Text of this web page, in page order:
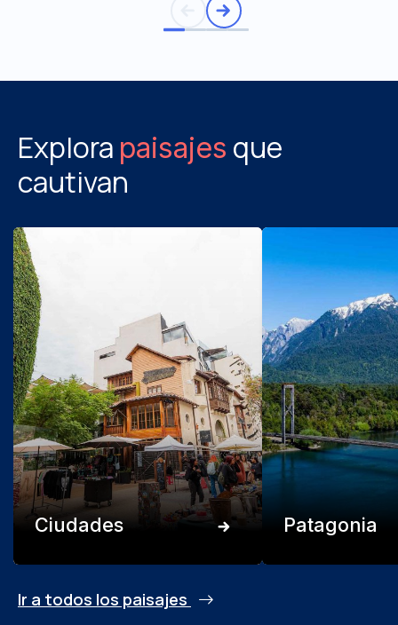
Explora paisajes que
cautivan
Ciudades Patagonia
Ir a todos los paisajes